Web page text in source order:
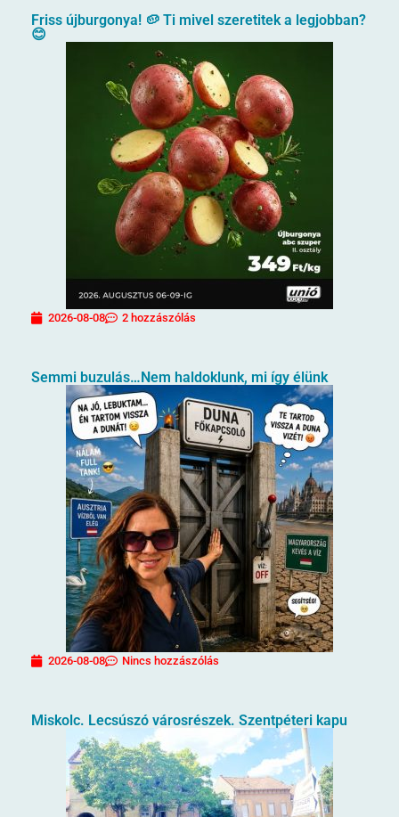
Friss újburgonya! 🥔 Ti mivel szeretitek a legjobban?
😊
2026-08-08 2 hozzászólás
Semmi buzulás…Nem haldoklunk, mi így élünk
2026-08-08 Nincs hozzászólás
Miskolc. Lecsúszó városrészek. Szentpéteri kapu